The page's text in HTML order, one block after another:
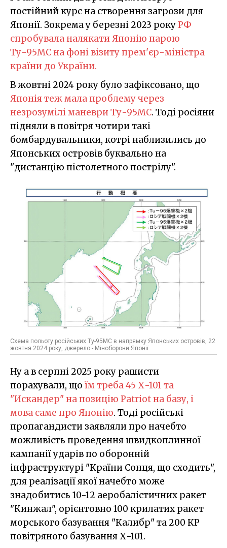
постійний курс на створення загрози для
Японії. Зокрема у березні 2023 рокуРФ
спробувала налякати Японію парою
Ту-95МС на фоні візиту прем'єр-міністра
країни до України.
В жовтні 2024 року було зафіксовано, що
Японія теж мала проблему через
незрозумілі маневри Ту-95МС. Тоді росіяни
підняли в повітря чотири такі
бомбардувальники, котрі наблизились до
Японських островів буквально на
"дистанцію пістолетного пострілу".
Схема польоту російських Ту-95МС в напрямку Японських островів, 22
жовтня 2024 року, джерело - Міноборони Японії
Ну а в серпні 2025 року рашисти
порахували, що їм треба 45 Х-101 та
"Искандер" на позицію Patriot на базу, і
мова саме про Японію. Тоді російські
пропагандисти заявляли про начебто
можливість проведення швидкоплинної
кампанії ударів по оборонній
інфраструктурі "Країни Сонця, що сходить",
для реалізації якої начебто може
знадобитись 10-12 аеробалістичних ракет
"Кинжал", орієнтовно 100 крилатих ракет
морського базування "Калибр" та 200 КР
повітряного базування Х-101.